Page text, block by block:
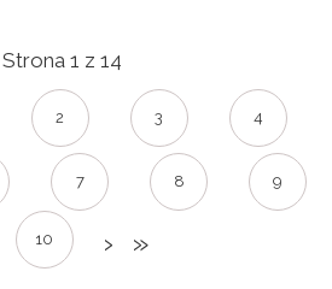
Strona 1 z 14
2 3 4
7 8 9
10